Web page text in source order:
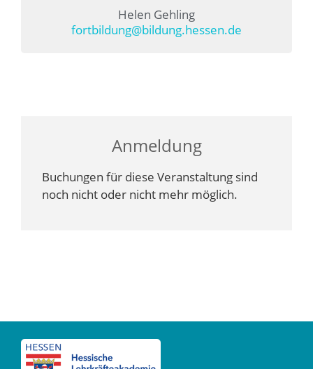
Helen Gehling
fortbildung@bildung.hessen.de
Anmeldung
Buchungen für diese Veranstaltung sind
noch nicht oder nicht mehr möglich.